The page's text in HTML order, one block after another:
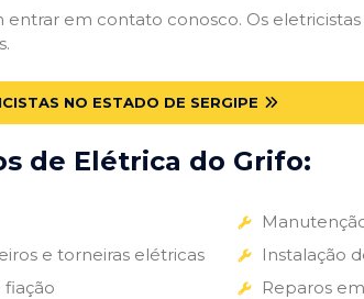
entrar em contato conosco. Os
NO ESTADO DE SERGIPE
de Elétrica do Grifo:
e torneiras elétricas
fiação
Instalação
Reparos